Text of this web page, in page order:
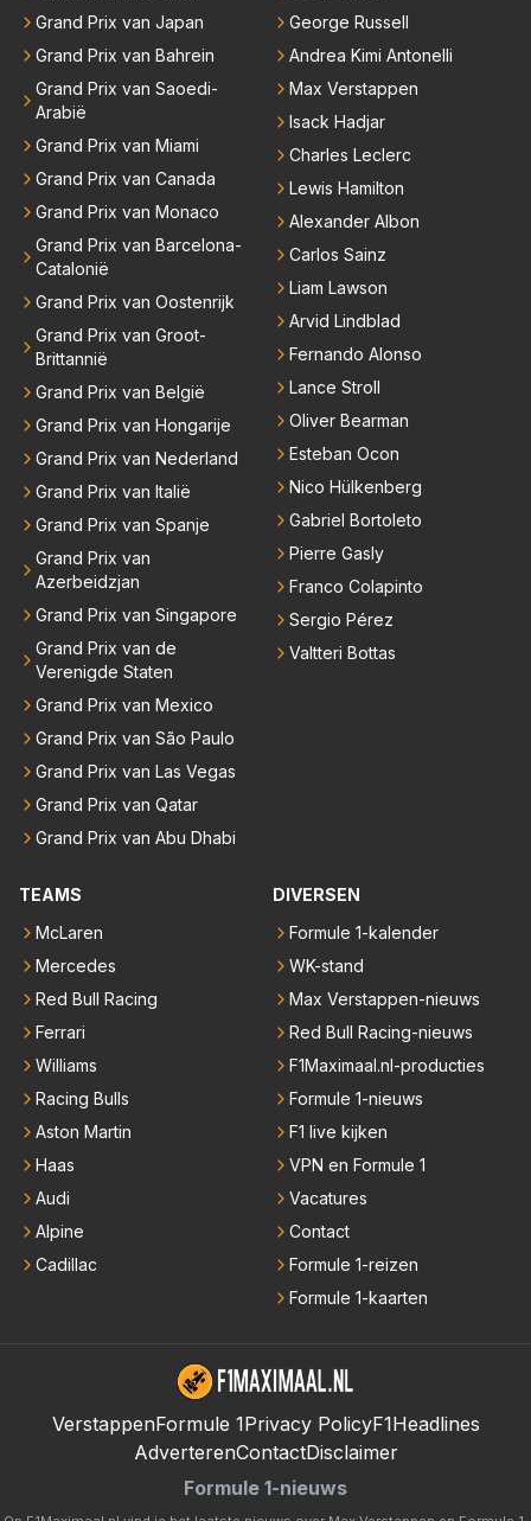
Grand Prix van Japan
Grand Prix van Bahrein
Grand Prix van Saoedi-
Arabië
Grand Prix van Miami
Grand Prix van Canada
Grand Prix van Monaco
Grand Prix van Barcelona-
Catalonië
Grand Prix van Oostenrijk
Grand Prix van Groot-
Brittannië
Grand Prix van België
Grand Prix van Hongarije
Grand Prix van Nederland
Grand Prix van Italië
Grand Prix van Spanje
Grand Prix van
Azerbeidzjan
Grand Prix van Singapore
Grand Prix van de
Verenigde Staten
Grand Prix van Mexico
Grand Prix van São Paulo
Grand Prix van Las Vegas
Grand Prix van Qatar
Grand Prix van Abu Dhabi
George Russell
Andrea Kimi Antonelli
Max Verstappen
Isack Hadjar
Charles Leclerc
Lewis Hamilton
Alexander Albon
Carlos Sainz
Liam Lawson
Arvid Lindblad
Fernando Alonso
Lance Stroll
Oliver Bearman
Esteban Ocon
Nico Hülkenberg
Gabriel Bortoleto
Pierre Gasly
Franco Colapinto
Sergio Pérez
Valtteri Bottas
TEAMS
McLaren
Mercedes
Red Bull Racing
Ferrari
Williams
Racing Bulls
Aston Martin
Haas
Audi
Alpine
Cadillac
DIVERSEN
Formule 1-kalender
WK-stand
Max Verstappen-nieuws
Red Bull Racing-nieuws
F1Maximaal.nl-producties
Formule 1-nieuws
F1 live kijken
VPN en Formule 1
Vacatures
Contact
Formule 1-reizen
Formule 1-kaarten
VerstappenFormule 1Privacy PolicyF1Headlines
AdverterenContactDisclaimer
Formule 1-nieuws